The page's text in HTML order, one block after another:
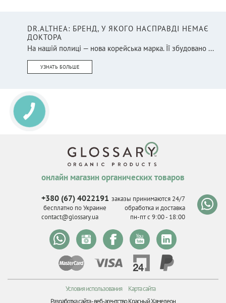
DR.ALTHEA: БРЕНД, У ЯКОГО НАСПРАВДІ НЕМАЄ
ДОКТОРА
На нашій полиці — нова корейська марка. Її збудовано ...
УЗНАТЬ БОЛЬШЕ
онлайн магазин органических товаров
+380 (67) 4022191
бесплатно по Украине
contact@glossary.ua
заказы принимаются 24/7
обработка и доставка
пн-пт с 9:00 - 18:00
Условия использования
Карта сайта